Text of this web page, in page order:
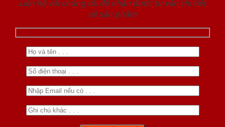
Liên hệ với chúng tôi để nhận được tư vấn chi tiết
về sản phẩm